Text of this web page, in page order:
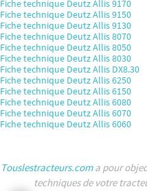
Fiche technique Deutz Allis 9170
Fiche technique Deutz Allis 9150
Fiche technique Deutz Allis 9130
Fiche technique Deutz Allis 8070
Fiche technique Deutz Allis 8050
Fiche technique Deutz Allis 8030
Fiche technique Deutz Allis DX8.30
Fiche technique Deutz Allis 6250
Fiche technique Deutz Allis 6150
Fiche technique Deutz Allis 6080
Fiche technique Deutz Allis 6070
Fiche technique Deutz Allis 6060
Touslestracteurs.coma pour
techniques de votre